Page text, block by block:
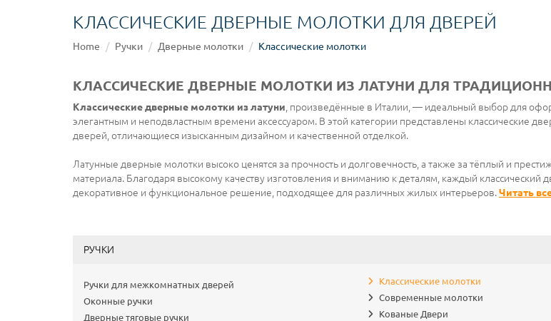
КЛАССИЧЕСКИЕ ДВЕРНЫЕ МОЛОТКИ ДЛЯ ДВЕРЕЙ
Home Ручки Дверные молотки Классические молотки
КЛАССИЧЕСКИЕ ДВЕРНЫЕ МОЛОТКИ ИЗ ЛАТУНИ ДЛЯ
Классические дверные молотки из латуни , произведённые в Италии, — идеальный выбор для
элегантным и неподвластным времени аксессуаром. В этой категории представлены классические
дверей, отличающиеся изысканным дизайном и качественной отделкой.
Латунные дверные молотки высоко ценятся за прочность и долговечность, а также за тёплый и
материала. Благодаря высокому качеству изготовления и вниманию к деталям, каждый классический
декоративное и функциональное решение, подходящее для различных жилых интерьеров.Читать
РУЧКИ
Ручки для межкомнатных дверей
Оконные ручки
Дверные тяговые ручки
Классические молотки
Современные молотки
Кованые Двери